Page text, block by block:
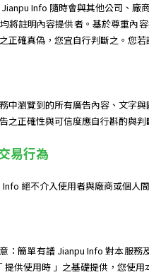
Info 隨時會與其他公司、廠
將註明內容提供者。基於尊重內
正確真偽，您宜自行判斷之。您
中瀏覽到的所有廣告內容、文字
之正確性與可信度應自行斟酌與
易行為
絕不介入使用者與廠商或個人
：簡單有譜 Jianpu Info 對本服
提供使用時 」之基礎提供，您使